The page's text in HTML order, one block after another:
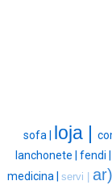
sofa | loja |
lanchonete | fendi |
medicina | servi |